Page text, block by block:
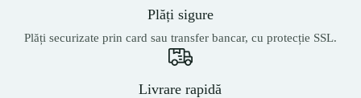
Plăți sigure
Plăți securizate prin card sau transfer bancar, cu protecție SSL.
Livrare rapidă